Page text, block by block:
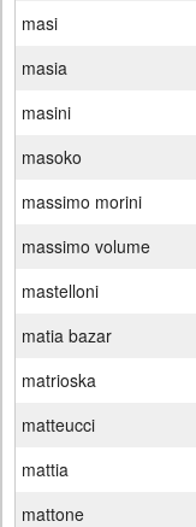
masi
masia
masini
masoko
massimo morini
massimo volume
mastelloni
matia bazar
matrioska
matteucci
mattia
mattone